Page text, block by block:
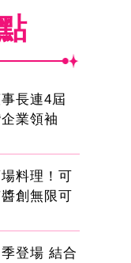
長連4屆
業領袖
料理！可
創無限可
登場 結合